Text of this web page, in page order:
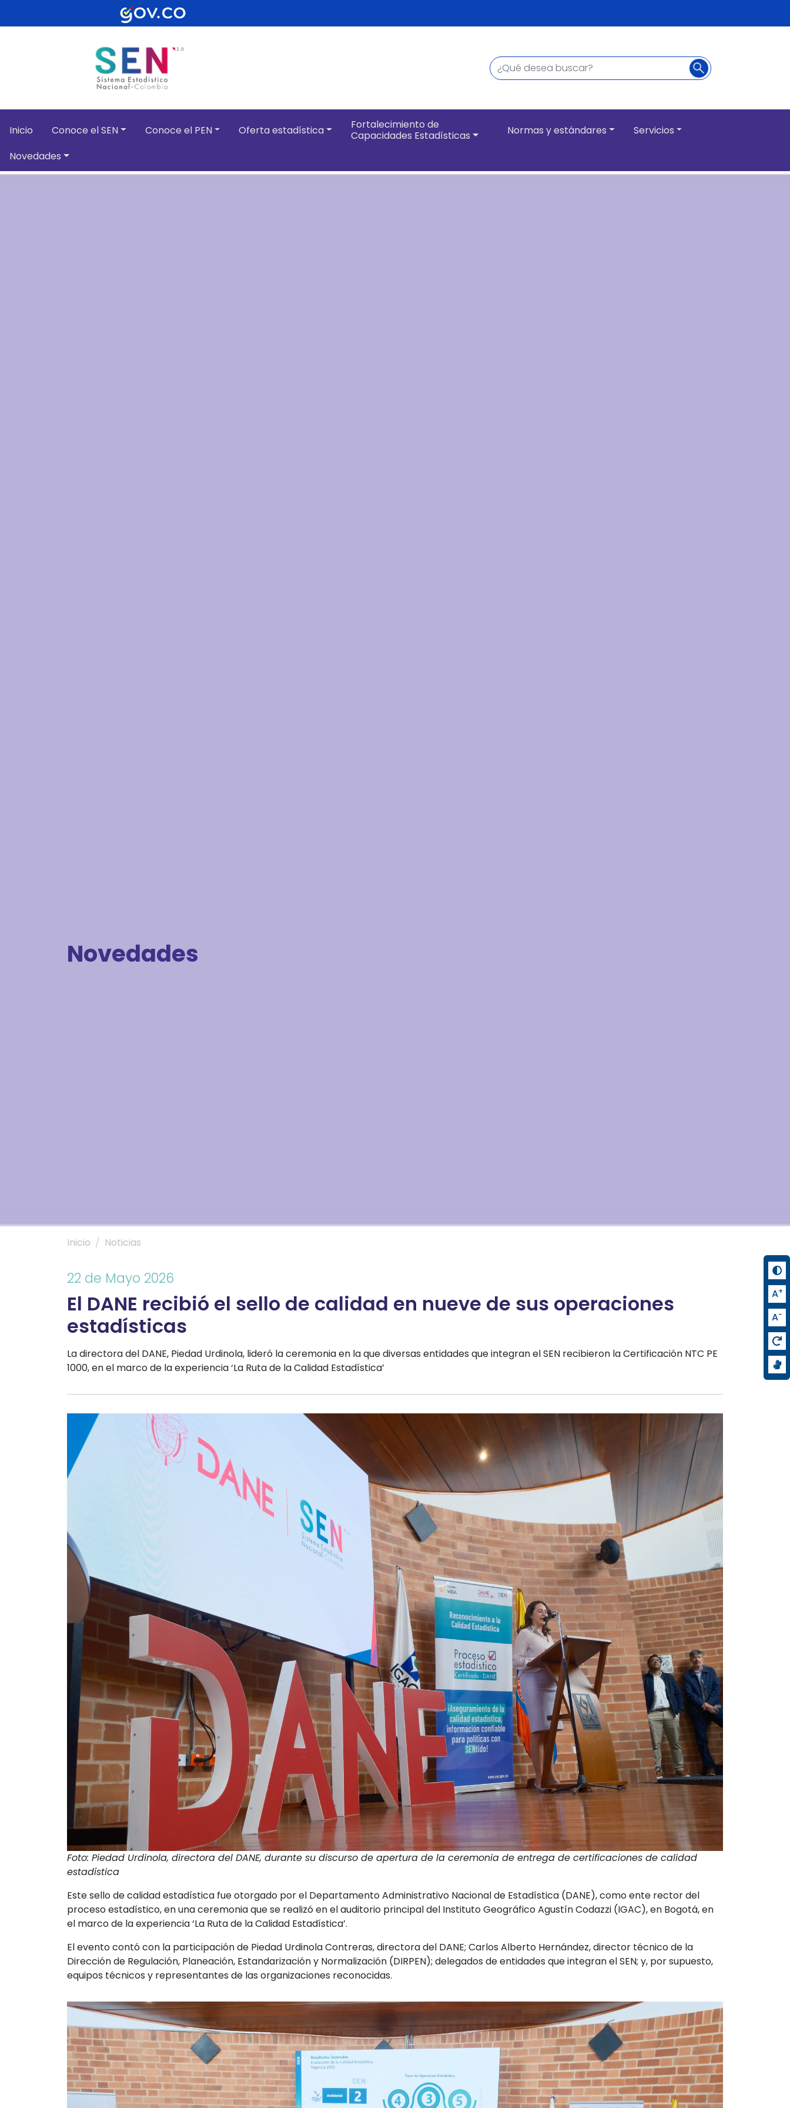
Pasar al contenido principal
Buscar Buscar
Navegación principal
Inicio Conoce el SEN Conoce el PEN Oferta estadística
Fortalecimiento de
Capacidades Estadísticas
Normas y estándares
Servicios
Novedades
Novedades
Inicio Noticias
22 de Mayo 2026
El DANE recibió el sello de calidad en nueve de sus operaciones
estadísticas
La directora del DANE, Piedad Urdinola, lideró la ceremonia en la que diversas entidades que integran el SEN recibieron la Certificación NTC PE
1000, en el marco de la experiencia ‘La Ruta de la Calidad Estadística’
Foto: Piedad Urdinola, directora del DANE, durante su discurso de apertura de la ceremonia de entrega de certificaciones de calidad
estadística
Este sello de calidad estadística fue otorgado por el Departamento Administrativo Nacional de Estadística (DANE), como ente rector del
proceso estadístico, en una ceremonia que se realizó en el auditorio principal del Instituto Geográfico Agustín Codazzi (IGAC), en Bogotá, en
el marco de la experiencia ‘La Ruta de la Calidad Estadística’.
El evento contó con la participación de Piedad Urdinola Contreras, directora del DANE; Carlos Alberto Hernández, director técnico de la
Dirección de Regulación, Planeación, Estandarización y Normalización (DIRPEN); delegados de entidades que integran el SEN; y, por supuesto,
equipos técnicos y representantes de las organizaciones reconocidas.
A+
A-